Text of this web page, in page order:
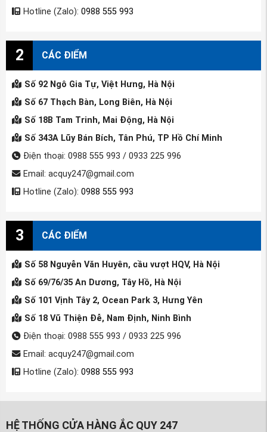
Hotline (Zalo): 0988 555 993
2 CÁC ĐIỂM
Số 92 Ngô Gia Tự, Việt Hưng, Hà Nội
Số 67 Thạch Bàn, Long Biên, Hà Nội
Số 18B Tam Trinh, Mai Động, Hà Nội
Số 343A Lũy Bán Bích, Tân Phú, TP Hồ Chí Minh
Điện thoại: 0988 555 993 / 0933 225 996
Email: acquy247@gmail.com
Hotline (Zalo): 0988 555 993
3 CÁC ĐIỂM
Số 58 Nguyễn Văn Huyên, cầu vượt HQV, Hà Nội
Số 69/76/35 An Dương, Tây Hồ, Hà Nội
Số 101 Vịnh Tây 2, Ocean Park 3, Hưng Yên
Số 18 Vũ Thiện Đễ, Nam Định, Ninh Bình
Điện thoại: 0988 555 993 / 0933 225 996
Email: acquy247@gmail.com
Hotline (Zalo): 0988 555 993
HỆ THỐNG CỬA HÀNG ẮC QUY 247